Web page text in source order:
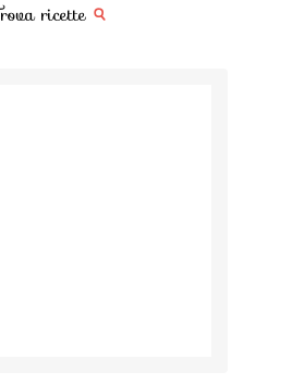
ricette